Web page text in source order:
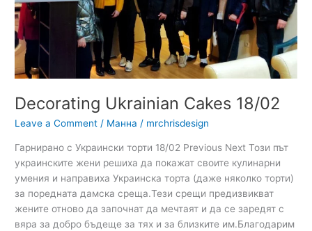
Decorating Ukrainian Cakes 18/02
Leave a Comment / Манна / mrchrisdesign
Гарнирано с Украински торти 18/02 Previous Next Този път
украинските жени решиха да покажат своите кулинарни
умения и направиха Украинска торта (даже няколко торти)
за поредната дамска среща.Тези срещи предизвикват
жените отново да започнат да мечтаят и да се заредят с
вяра за добро бъдеще за тях и за близките им.Благодарим